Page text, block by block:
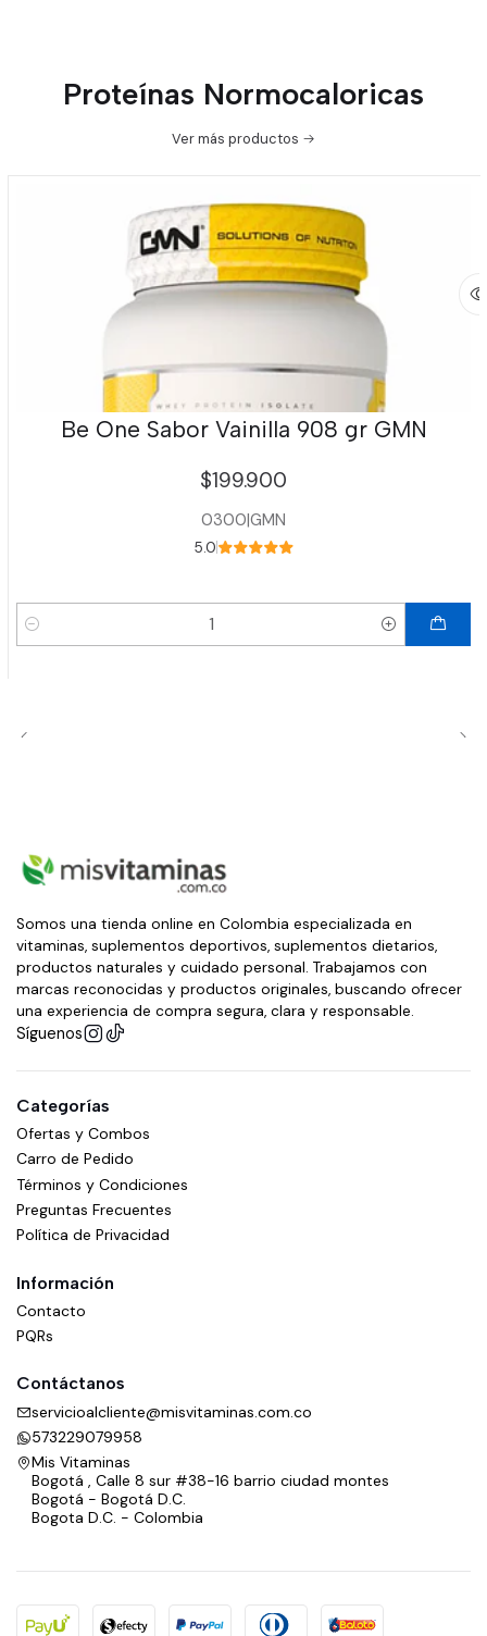
Proteínas Normocaloricas
Ver más productos
Be One Sabor Vainilla 908 gr GMN
$199.900
0300|GMN
5.0
Cantidad
Somos una tienda online en Colombia especializada en
vitaminas, suplementos deportivos, suplementos dietarios,
productos naturales y cuidado personal. Trabajamos con
marcas reconocidas y productos originales, buscando ofrecer
una experiencia de compra segura, clara y responsable.
Síguenos
Categorías
Ofertas y Combos
Carro de Pedido
Términos y Condiciones
Preguntas Frecuentes
Política de Privacidad
Información
Contacto
PQRs
Contáctanos
servicioalcliente@misvitaminas.com.co
573229079958
Mis Vitaminas
Bogotá , Calle 8 sur #38-16 barrio ciudad montes
Bogotá - Bogotá D.C.
Bogota D.C. - Colombia